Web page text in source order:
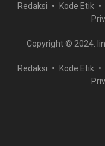
Redaksi Kode Etik
Copyright © 2024.
Redaksi Kode Etik